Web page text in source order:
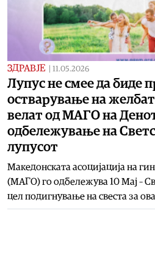
ЗДРАВЈЕ 11.05.2026
Лупус не смее да биде
остварување на
велат од МАГО на
одбележување на
лупусот
Македонската асоцијација на
(МАГО) го одбележува 10 Мај –
цел подигнување на свеста за